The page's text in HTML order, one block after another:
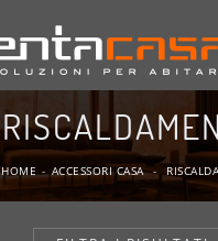
HOME - ACCESSORI CASA -